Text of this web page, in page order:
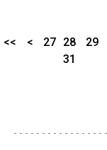
<< < 27 28 29
31